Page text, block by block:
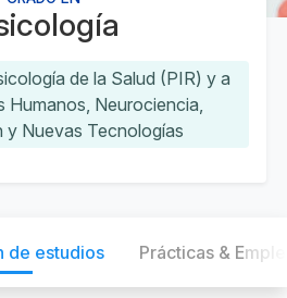
de la Salud (PIR) y a
Humanos, Neurociencia,
y Nuevas Tecnologías
de estudios Prácticas &